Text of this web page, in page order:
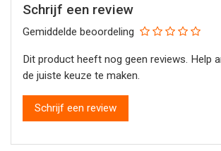
Schrijf een review
Gemiddelde beoordeling
Dit product heeft nog geen reviews. Help
de juiste keuze te maken.
Schrijf een review